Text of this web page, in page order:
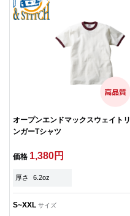
オープンエンドマックスウェイトリ
ンガーTシャツ
価格 1,380円
厚さ 6.2oz
S~XXL サイズ